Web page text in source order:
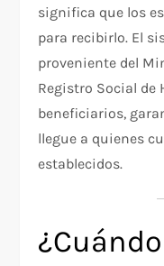
significa que los
para recibirlo. El
proveniente del
Registro Social de
beneficiarios,
llegue a quienes
establecidos.